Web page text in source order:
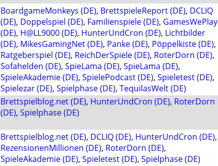
BoardgameMonkeys (DE), BrettspieleReport (DE), DCLIQ
(DE), Doppelspiel (DE), Familienspiele (DE), GamesWePlay
(DE), H@LL9000 (DE), HunterUndCron (DE), Lichtbilder
(DE), MikesGamingNet (DE), Panke (DE), Pöppelkiste (DE),
Ratgeberspiel (DE), ReichDerSpiele (DE), RoterDorn (DE),
Sofahelden (DE), SpieLama (DE), SpieLama (DE),
SpieleAkademie (DE), SpielePodcast (DE), Spieletest (DE),
Spielezar (DE), Spielphase (DE), TequilasWelt (DE)
Brettspielblog.net (DE), HunterUndCron (DE), RoterDorn
(DE), Spielphase (DE)
Brettspielblog.net (DE), DCLIQ (DE), HunterUndCron (DE),
RezensionenMillionen (DE), RoterDorn (DE),
SpieleAkademie (DE), Spieletest (DE), Spielphase (DE)